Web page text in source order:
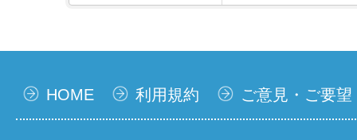
HOME 利用規約 ご意見・ご要望